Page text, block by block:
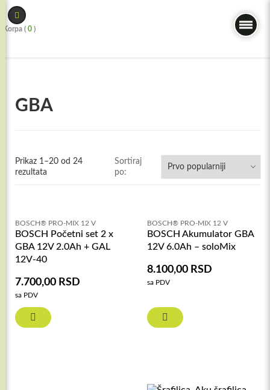
Skip
to
content
Korpa ( 0 )
GBA
Prikaz 1–20 od 24
rezultata
Sortiraj
po:
BOSCH® PRO-MIX 12 V
BOSCH Početni set 2 x
GBA 12V 2.0Ah + GAL
12V-40
7.700,00 RSD
sa PDV
BOSCH® PRO-MIX 12 V
BOSCH Akumulator GBA
12V 6.0Ah – soloMix
8.100,00 RSD
sa PDV